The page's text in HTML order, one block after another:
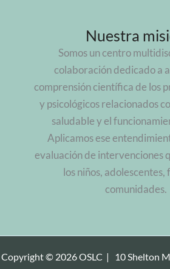
Nuestra
Somos un centro
colaboración dedicado a
comprensión científica de los
y psicológicos relacionados
saludable y el
Aplicamos ese
evaluación de intervenciones
los niños, adolescentes,
comunidades.
Copyright © 2026 OSLC |
10 Shelton